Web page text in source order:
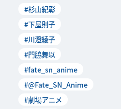
#杉山紀彰
#下屋則子
#川澄綾子
#門脇舞以
#fate_sn_anime
#@Fate_SN_Anime
#劇場アニメ